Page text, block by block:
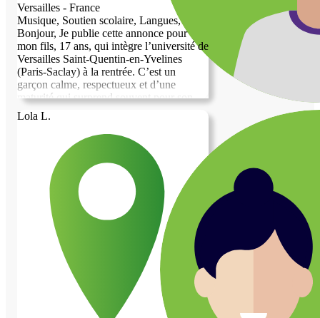
Versailles - France
Musique, Soutien scolaire, Langues, +2...
Bonjour, Je publie cette annonce pour
mon fils, 17 ans, qui intègre l’université de
Versailles Saint-Quentin-en-Yvelines
(Paris-Saclay) à la rentrée. C’est un
garçon calme, respectueux et d’une
maturité qui surprend souvent pour son
âge. Bachelier avec mention Très Bien
(16,30 de moyenne), il est passionné de
cinéma, de musique, d’informatique, de
littérature française et de culture générale,
et pratique le sport régulièrement. Il parle
très bien anglais et aime avant tout
échanger et écouter. Il grandit dans une
famille attachée à la culture et au travail :
son père dirige une entreprise industrielle,
sa mère est également entrepreneure dans
le même secteur. La culture française fait
partie de notre histoire familiale — son
arrière-grand-mère était française,
originaire de Cannes — et il a été élevé
dans cet héritage. En contrepartie de
l’hébergement, il peut volontiers tenir
compagnie et partager des moments
Lola L.